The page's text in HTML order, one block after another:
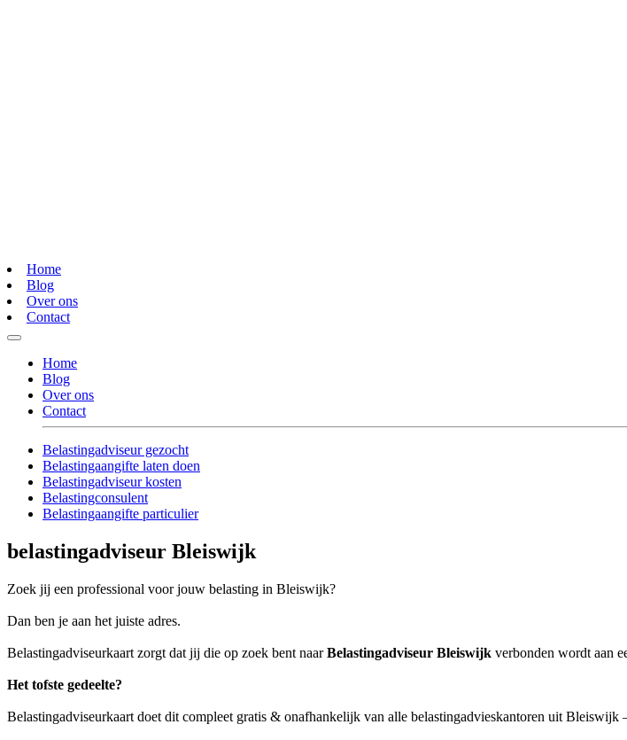
Home
Blog
Over ons
Contact
Home
Blog
Over ons
Contact
Belastingadviseur gezocht
Belastingaangifte laten doen
Belastingadviseur kosten
Belastingconsulent
Belastingaangifte particulier
belastingadviseur Bleiswijk
Zoek jij een professional voor jouw belasting in Bleiswijk?
Dan ben je aan het juiste adres.
Belastingadviseurkaart zorgt dat jij die op zoek bent naarBelastingadviseur Bleiswijk verbonden wordt aan
Het tofste gedeelte?
Belastingadviseurkaart doet dit compleet gratis & onafhankelijk van alle belastingadvieskantoren uit Bleiswijk